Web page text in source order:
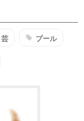
芸 プール